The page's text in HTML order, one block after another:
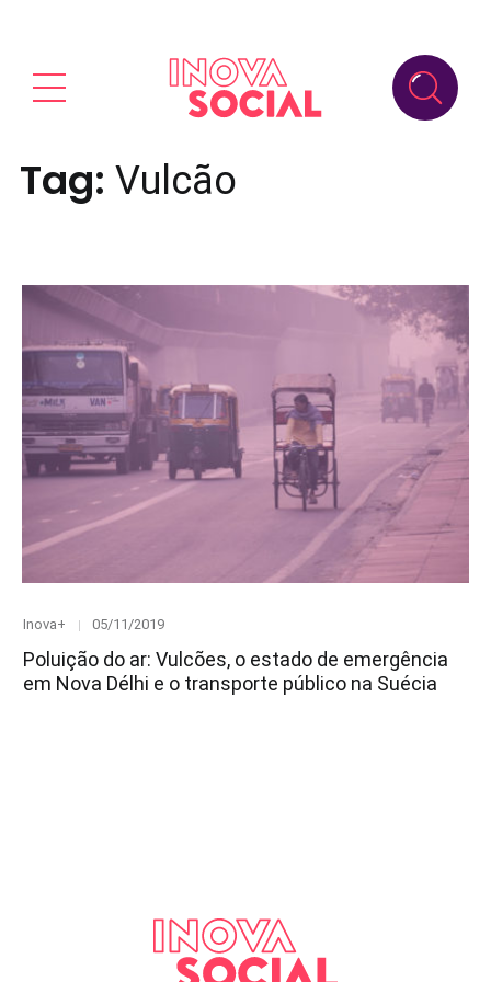
Tag: Vulcão
Category
Inova+
Posted
05/11/2019
Poluição do ar: Vulcões, o estado de emergência
em Nova Délhi e o transporte público na Suécia